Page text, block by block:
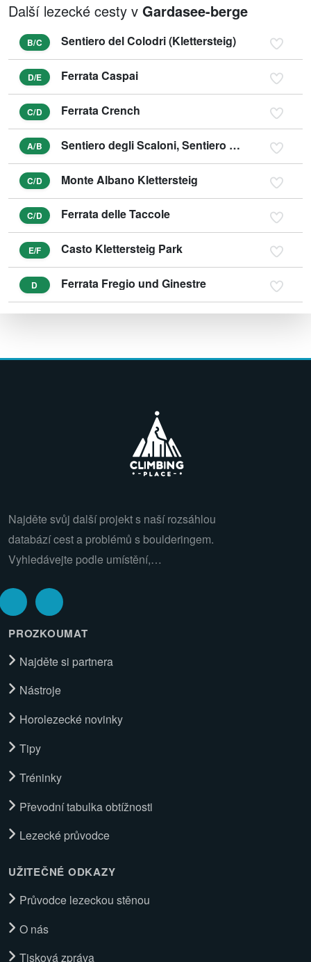
Další lezecké cesty v Gardasee-berge
B/C Sentiero del Colodri (Klettersteig)
D/E Ferrata Caspai
C/D Ferrata Crench
A/B Sentiero degli Scaloni, Sentiero dell‘ Anglone
C/D Monte Albano Klettersteig
C/D Ferrata delle Taccole
E/F Casto Klettersteig Park
D Ferrata Fregio und Ginestre
Najděte svůj další projekt s naší rozsáhlou
databází cest a problémů s boulderingem.
Vyhledávejte podle umístění,…
PROZKOUMAT
Najděte si partnera
Nástroje
Horolezecké novinky
Tipy
Tréninky
Převodní tabulka obtížnosti
Lezecké průvodce
UŽITEČNÉ ODKAZY
Průvodce lezeckou stěnou
O nás
Tisková zpráva